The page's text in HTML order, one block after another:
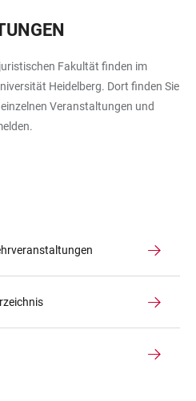
Fakultät finden im
Heidelberg. Dort finden Sie
Veranstaltungen und